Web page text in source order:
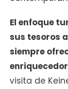
El enfoque
sus tesoros
siempre
visita de